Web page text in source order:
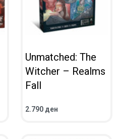
Unmatched: The
Witcher – Realms
Fall
2.790 ден
ВО КОШНИЧКА